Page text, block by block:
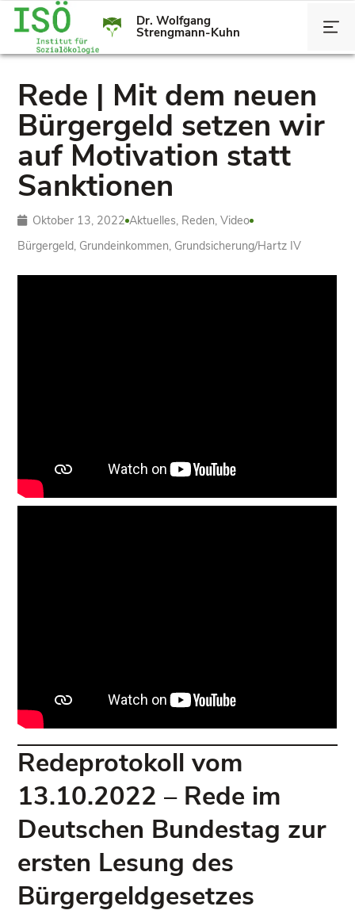
Dr. Wolfgang
Strengmann-Kuhn
Rede | Mit dem neuen
Bürgergeld setzen wir
auf Motivation statt
Sanktionen
Oktober 13, 2022 Aktuelles, Reden,Video
Bürgergeld, Grundeinkommen, Grundsicherung/­Hartz IV
Redeprotokoll vom
13.10.2022 – Rede im
Deutschen Bundestag zur
ersten Lesung des
Bürgergeldgesetzes